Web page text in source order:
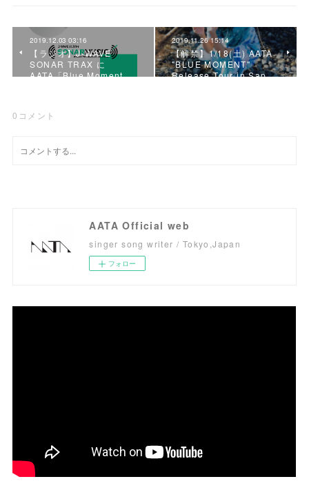
2019.12.03 03:16
【ラジオ】J-WAVE
SONAR TRAX に
AATA「Blue Moment…
2019.11.26 15:14
【解禁】1/18(土) AATA
"BLUE MOMENT"
Release Tour in Sap…
0 コメント
AATA Official web
singer song writer / Tokyo,Japan
フォロー